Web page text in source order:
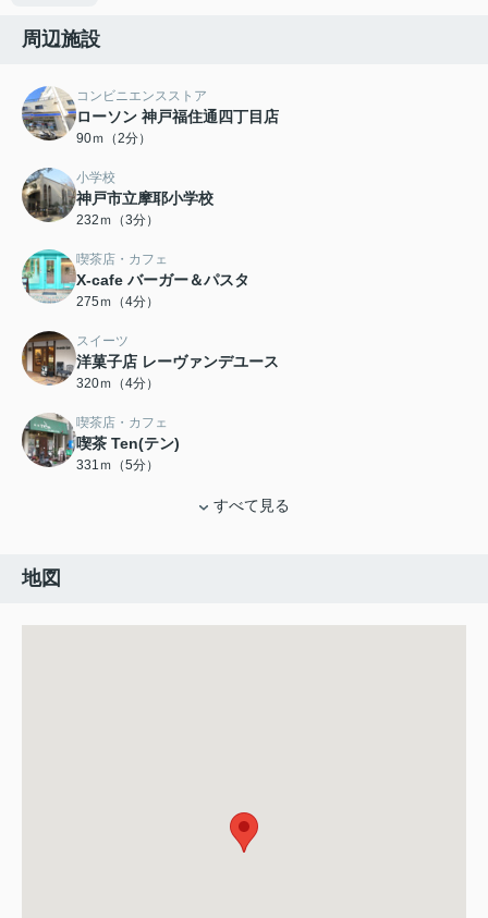
周辺施設
コンビニエンスストア
ローソン 神戸福住通四丁目店
90ｍ（2分）
小学校
神戸市立摩耶小学校
232ｍ（3分）
喫茶店・カフェ
X-cafe バーガー＆パスタ
275ｍ（4分）
スイーツ
洋菓子店 レーヴァンデユース
320ｍ（4分）
喫茶店・カフェ
喫茶 Ten(テン)
331ｍ（5分）
すべて見る
地図